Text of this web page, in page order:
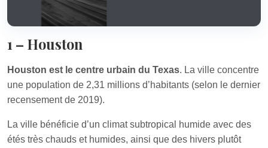
1 – Houston
Houston est le centre urbain du Texas. La ville concentre
une population de 2,31 millions d’habitants (selon le dernier
recensement de 2019).
La ville bénéficie d’un climat subtropical humide avec des
étés très chauds et humides, ainsi que des hivers plutôt